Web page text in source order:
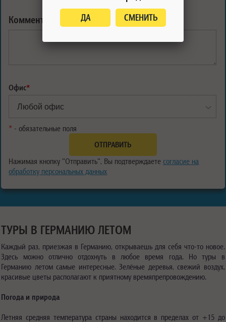
Комментарий:
Офис*
* - обязательные поля
Нажимая кнопку "Отправить", Вы подтверждаете согласие на
обработку персональных данных
ТУРЫ В ГЕРМАНИЮ ЛЕТОМ
Каждый раз, приезжая в Германию, открываешь для себя что-то новое.
Здесь можно отлично отдохнуть в любое время года. Но туры в
Германию летом самые интересные. Зелёные деревья, свежий воздух,
красивые цветы располагают к приятному времяпрепровождению.
Погода и природа
Летняя средняя температура страны находится в пределах от +15 до
ДА СМЕНИТЬ